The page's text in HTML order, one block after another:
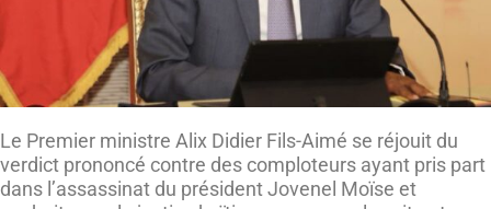
Le Premier ministre Alix Didier Fils-Aimé se réjouit du
verdict prononcé contre des comploteurs ayant pris part
dans l’assassinat du président Jovenel Moïse et